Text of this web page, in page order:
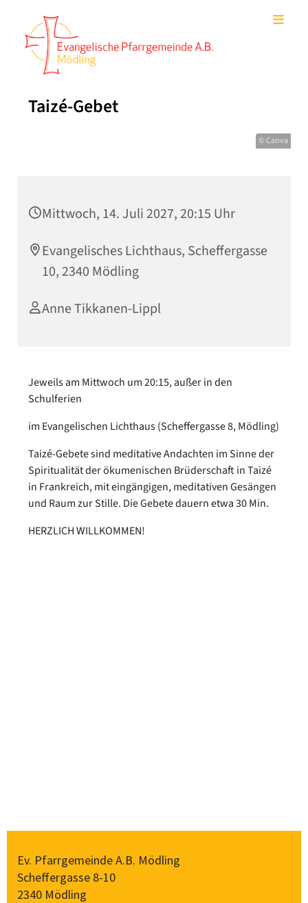
Taizé-Gebet
© Canva
Mittwoch, 14. Juli 2027, 20:15 Uhr
Evangelisches Lichthaus, Scheffergasse
10, 2340 Mödling
Anne Tikkanen-Lippl
Jeweils am Mittwoch um 20:15, außer in den
Schulferien
im Evangelischen Lichthaus (Scheffergasse 8, Mödling)
Taizé-Gebete sind meditative Andachten im Sinne der
Spiritualität der ökumenischen Brüderschaft in Taizé
in Frankreich, mit eingängigen, meditativen Gesängen
und Raum zur Stille. Die Gebete dauern etwa 30 Min.
HERZLICH WILLKOMMEN!
Ev. Pfarrgemeinde A.B. Mödling
Scheffergasse 8-10
2340 Mödling